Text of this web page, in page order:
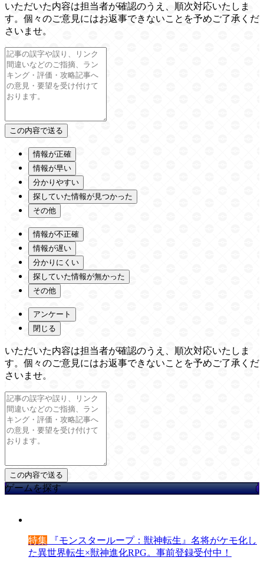
いただいた内容は担当者が確認のうえ、順次対応いたしま
す。個々のご意見にはお返事できないことを予めご了承くだ
さいませ。
情報が正確
情報が早い
分かりやすい
探していた情報が見つかった
その他
情報が不正確
情報が遅い
分かりにくい
探していた情報が無かった
その他
アンケート
閉じる
いただいた内容は担当者が確認のうえ、順次対応いたしま
す。個々のご意見にはお返事できないことを予めご了承くだ
さいませ。
ゲームを探す
特集 『モンスターループ：獣神転生』名将がケモ化し
た異世界転生×獣神進化RPG。事前登録受付中！